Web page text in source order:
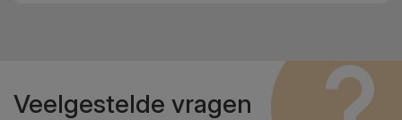
Veelgestelde vragen